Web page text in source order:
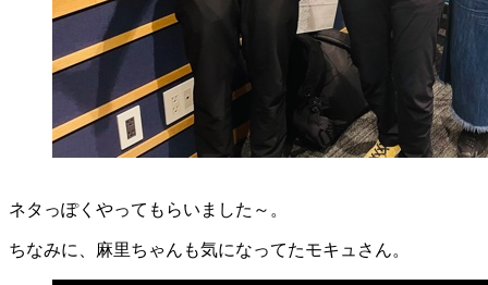
ネタっぽくやってもらいました～。
ちなみに、麻里ちゃんも気になってたモキュさん。